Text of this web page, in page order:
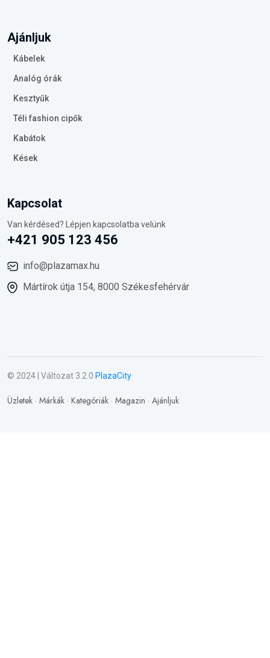
Ajánljuk
Kábelek
Analóg órák
Kesztyűk
Téli fashion cipők
Kabátok
Kések
Kapcsolat
Van kérdésed? Lépjen kapcsolatba velünk
+421 905 123 456
info@plazamax.hu
Mártírok útja 154, 8000 Székesfehérvár
© 2024 | Változat 3.2.0 PlazaCity
Üzletek · Márkák · Kategóriák · Magazin · Ajánljuk